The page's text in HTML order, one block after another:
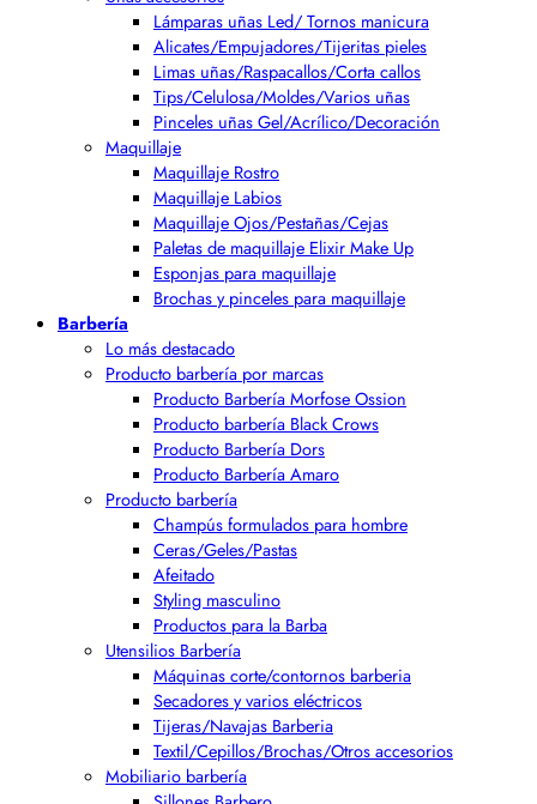
Lámparas uñas Led/ Tornos manicura
Alicates/Empujadores/Tijeritas pieles
Limas uñas/Raspacallos/Corta callos
Tips/Celulosa/Moldes/Varios uñas
Pinceles uñas Gel/Acrílico/Decoración
Maquillaje
Maquillaje Rostro
Maquillaje Labios
Maquillaje Ojos/Pestañas/Cejas
Paletas de maquillaje Elixir Make Up
Esponjas para maquillaje
Brochas y pinceles para maquillaje
Barbería
Lo más destacado
Producto barbería por marcas
Producto Barbería Morfose Ossion
Producto barbería Black Crows
Producto Barbería Dors
Producto Barbería Amaro
Producto barbería
Champús formulados para hombre
Ceras/Geles/Pastas
Afeitado
Styling masculino
Productos para la Barba
Utensilios Barbería
Máquinas corte/contornos barberia
Secadores y varios eléctricos
Tijeras/Navajas Barberia
Textil/Cepillos/Brochas/Otros accesorios
Mobiliario barbería